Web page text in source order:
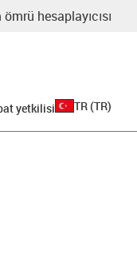
hesaplayıcısı
yetkilisi TR (TR)